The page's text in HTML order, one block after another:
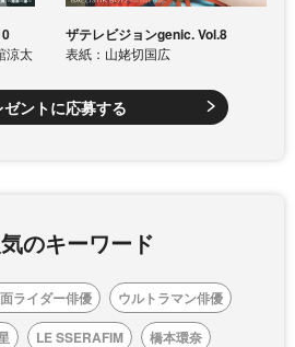
涼太
ザテレビジョンgenic. Vol.8
表紙：山姥切国広
ゼントに応募する
のキーワード
ライダー俳優
ウルトラマン俳優
LE SSERAFIM 橋本環奈